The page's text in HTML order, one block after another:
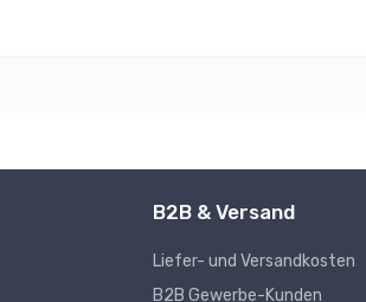
B2B & Versand
Liefer- und Versandkosten
B2B Gewerbe-Kunden